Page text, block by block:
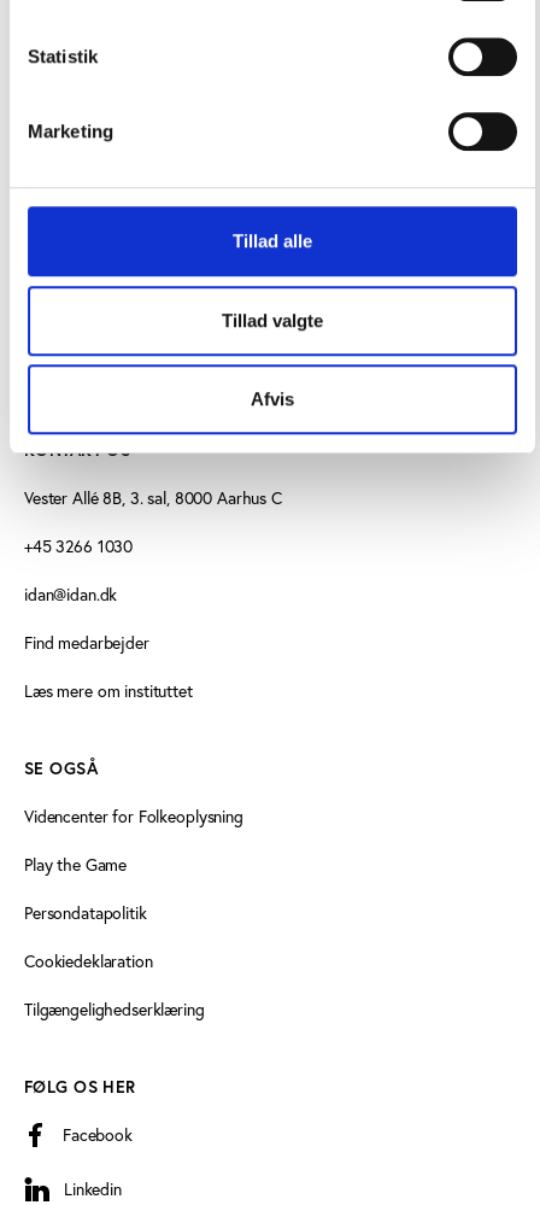
Statistik
Marketing
Tillad alle
Tillad valgte
Afvis
”Udvælgelsen af indsatsområder til
vidensgrundlag som muligt. Og indsatserne bør først
og fremmest iværksættes der, hvor der er evidens
hedder det i KL’s leder.
KONTAKT OS
Vester Allé 8B, 3. sal, 8000 Aarhus C
+45 3266 1030
idan@idan.dk
Find medarbejder
Læs mere om instituttet
SE OGSÅ
Videncenter for Folkeoplysning
Play the Game
Persondatapolitik
Cookiedeklaration
Tilgængelighedserklæring
FØLG OS HER
Facebook
Linkedin